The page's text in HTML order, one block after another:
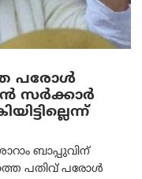
പരോൾ
സർക്കാർ
ബാപ്പുവിന്
പതിവ് പരോൾ